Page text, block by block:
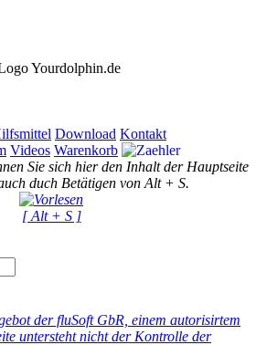
Download Kontakt
Videos Warenkorb
Sie sich hier den Inhalt der Hauptseite
duch Betätigen von Alt + S.
[ Alt + S ]
der fluSoft GbR, einem autorisirtem
untersteht nicht der Kontrolle der